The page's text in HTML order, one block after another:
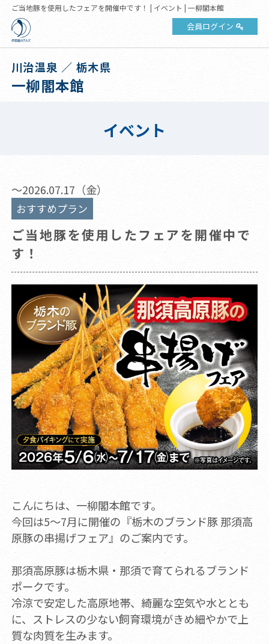
ご当地豚を使用したフェアを開催中です！ | イベント | 一柳閣本館
会員ログイン
川治温泉 ／ 栃木県
一柳閣本館
イベント
～2026.07.17（金）
おすすめプラン
ご当地豚を使用したフェアを開催中で
す！
こんにちは、一柳閣本館です。
今回は5～7月に開催の『栃木のブランド豚 那須高
原豚の串揚げフェア』のご案内です。
那須高原豚は栃木県・那須で育てられるブランド
ポークです。
冷涼で安定した高原地帯、綺麗な空気や水ととも
に、ストレスの少ない飼育環境がきめ細やかで上
質な肉質を生みます。